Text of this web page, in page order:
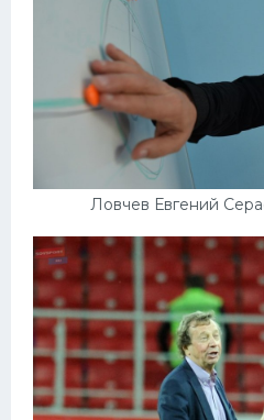
Ловчев Евгений